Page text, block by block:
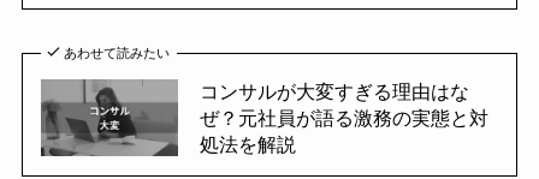
あわせて読みたい
コンサルが大変すぎる理由はな
ぜ？元社員が語る激務の実態と対
処法を解説